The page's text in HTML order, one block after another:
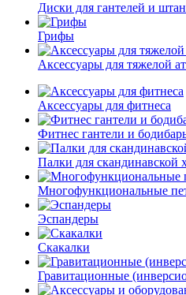
Диски для гантелей и
Грифы
Аксессуары для тяжелой
Аксессуары для фитнеса
Фитнес гантели и
Палки для скандинавской
Многофункциональные
Эспандеры
Скакалки
Гравитационные